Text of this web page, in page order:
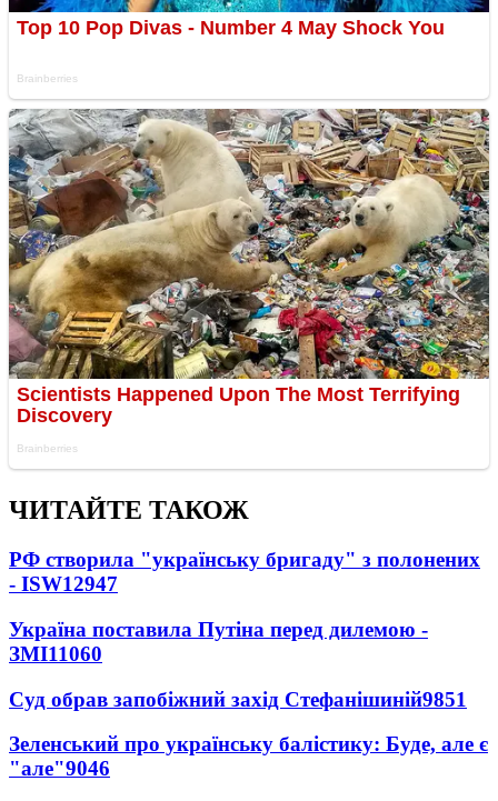
ЧИТАЙТЕ ТАКОЖ
РФ створила "українську бригаду" з полонених
- ISW12947
Україна поставила Путіна перед дилемою -
ЗМІ11060
Суд обрав запобіжний захід Стефанішиній9851
Зеленський про українську балістику: Буде, але є
"але"9046